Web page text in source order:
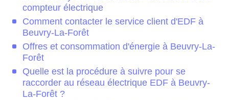
compteur électrique
Comment contacter le service client d'EDF à
Beuvry-La-Forêt
Offres et consommation d'énergie à Beuvry-La-
Forêt
Quelle est la procédure à suivre pour se
raccorder au réseau électrique EDF à Beuvry-
La-Forêt ?